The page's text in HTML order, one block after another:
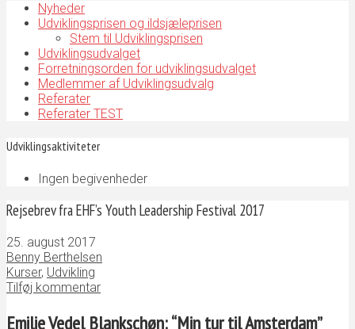
Nyheder
Udviklingsprisen og ildsjæleprisen
Stem til Udviklingsprisen
Udviklingsudvalget
Forretningsorden for udviklingsudvalget
Medlemmer af Udviklingsudvalg
Referater
Referater TEST
Udviklingsaktiviteter
Ingen begivenheder
Rejsebrev fra EHF’s Youth Leadership Festival 2017
25. august 2017
Benny Berthelsen
Kurser, Udvikling
Tilføj kommentar
Emilie Vedel Blankschøn: “Min tur til Amsterdam”